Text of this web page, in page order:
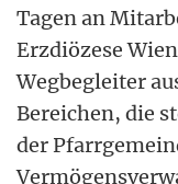
Tagen an
Erzdiözese
Wegbegleiter
Bereichen, die
der